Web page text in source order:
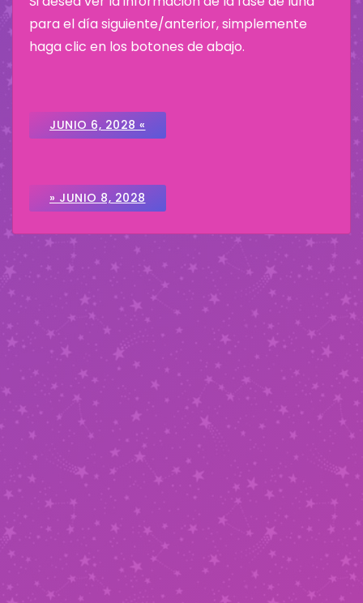
para el día siguiente/anterior, simplemente
haga clic en los botones de abajo.
JUNIO 6, 2028 «
» JUNIO 8, 2028